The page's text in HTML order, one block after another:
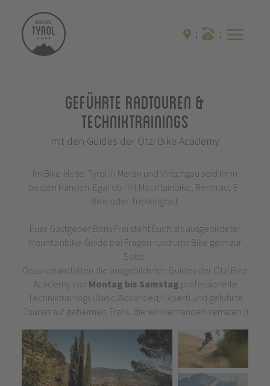
Geführte Radtouren &
Techniktrainings
mit den Guides der Ötzi Bike Academy
Im Bike-Hotel Tyrol in Meran und Vinschgau seid Ihr in
besten Händen: Egal ob mit Mountainbike, Rennrad, E-
Bike oder Trekkingrad.
Euer Gastgeber Boris Frei steht Euch als ausgebildeter
Mountainbike-Guide bei Fragen rund ums Bike gern zur
Seite.
Dazu veranstalten die ausgebildeten Guides der Ötzi Bike
Academy von Montag bis Samstag professionelle
Techniktrainings (Basic/Advanced/Expert) und geführte
Touren auf geheimen Trails, die wir niemanden verraten ;)